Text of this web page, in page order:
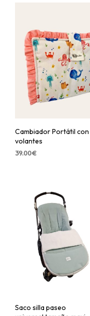
Cambiador Portátil con
volantes
39.00€
Saco silla paseo